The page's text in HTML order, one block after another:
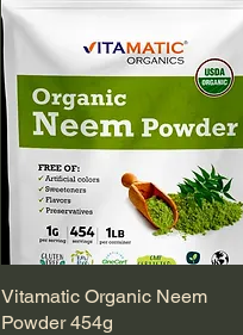
Podgląd
Vitamatic Organic Neem
Powder 454g